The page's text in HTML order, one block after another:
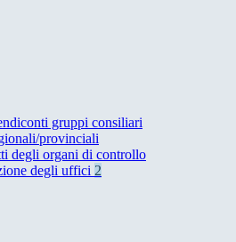
gruppi consiliari
provinciali
degli organi di controllo
degli uffici 2